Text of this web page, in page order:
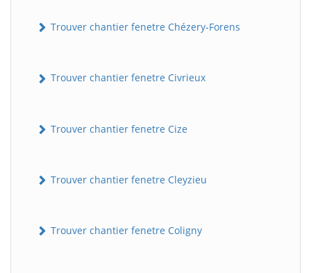
Trouver chantier fenetre Chézery-Forens
Trouver chantier fenetre Civrieux
Trouver chantier fenetre Cize
Trouver chantier fenetre Cleyzieu
Trouver chantier fenetre Coligny